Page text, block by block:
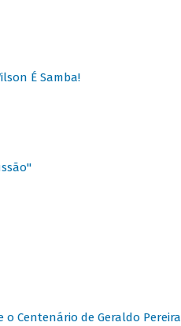
É Samba!
Centenário de Geraldo Pereira